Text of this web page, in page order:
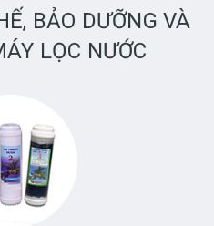
BẢO DƯỠNG VÀ
LỌC NƯỚC